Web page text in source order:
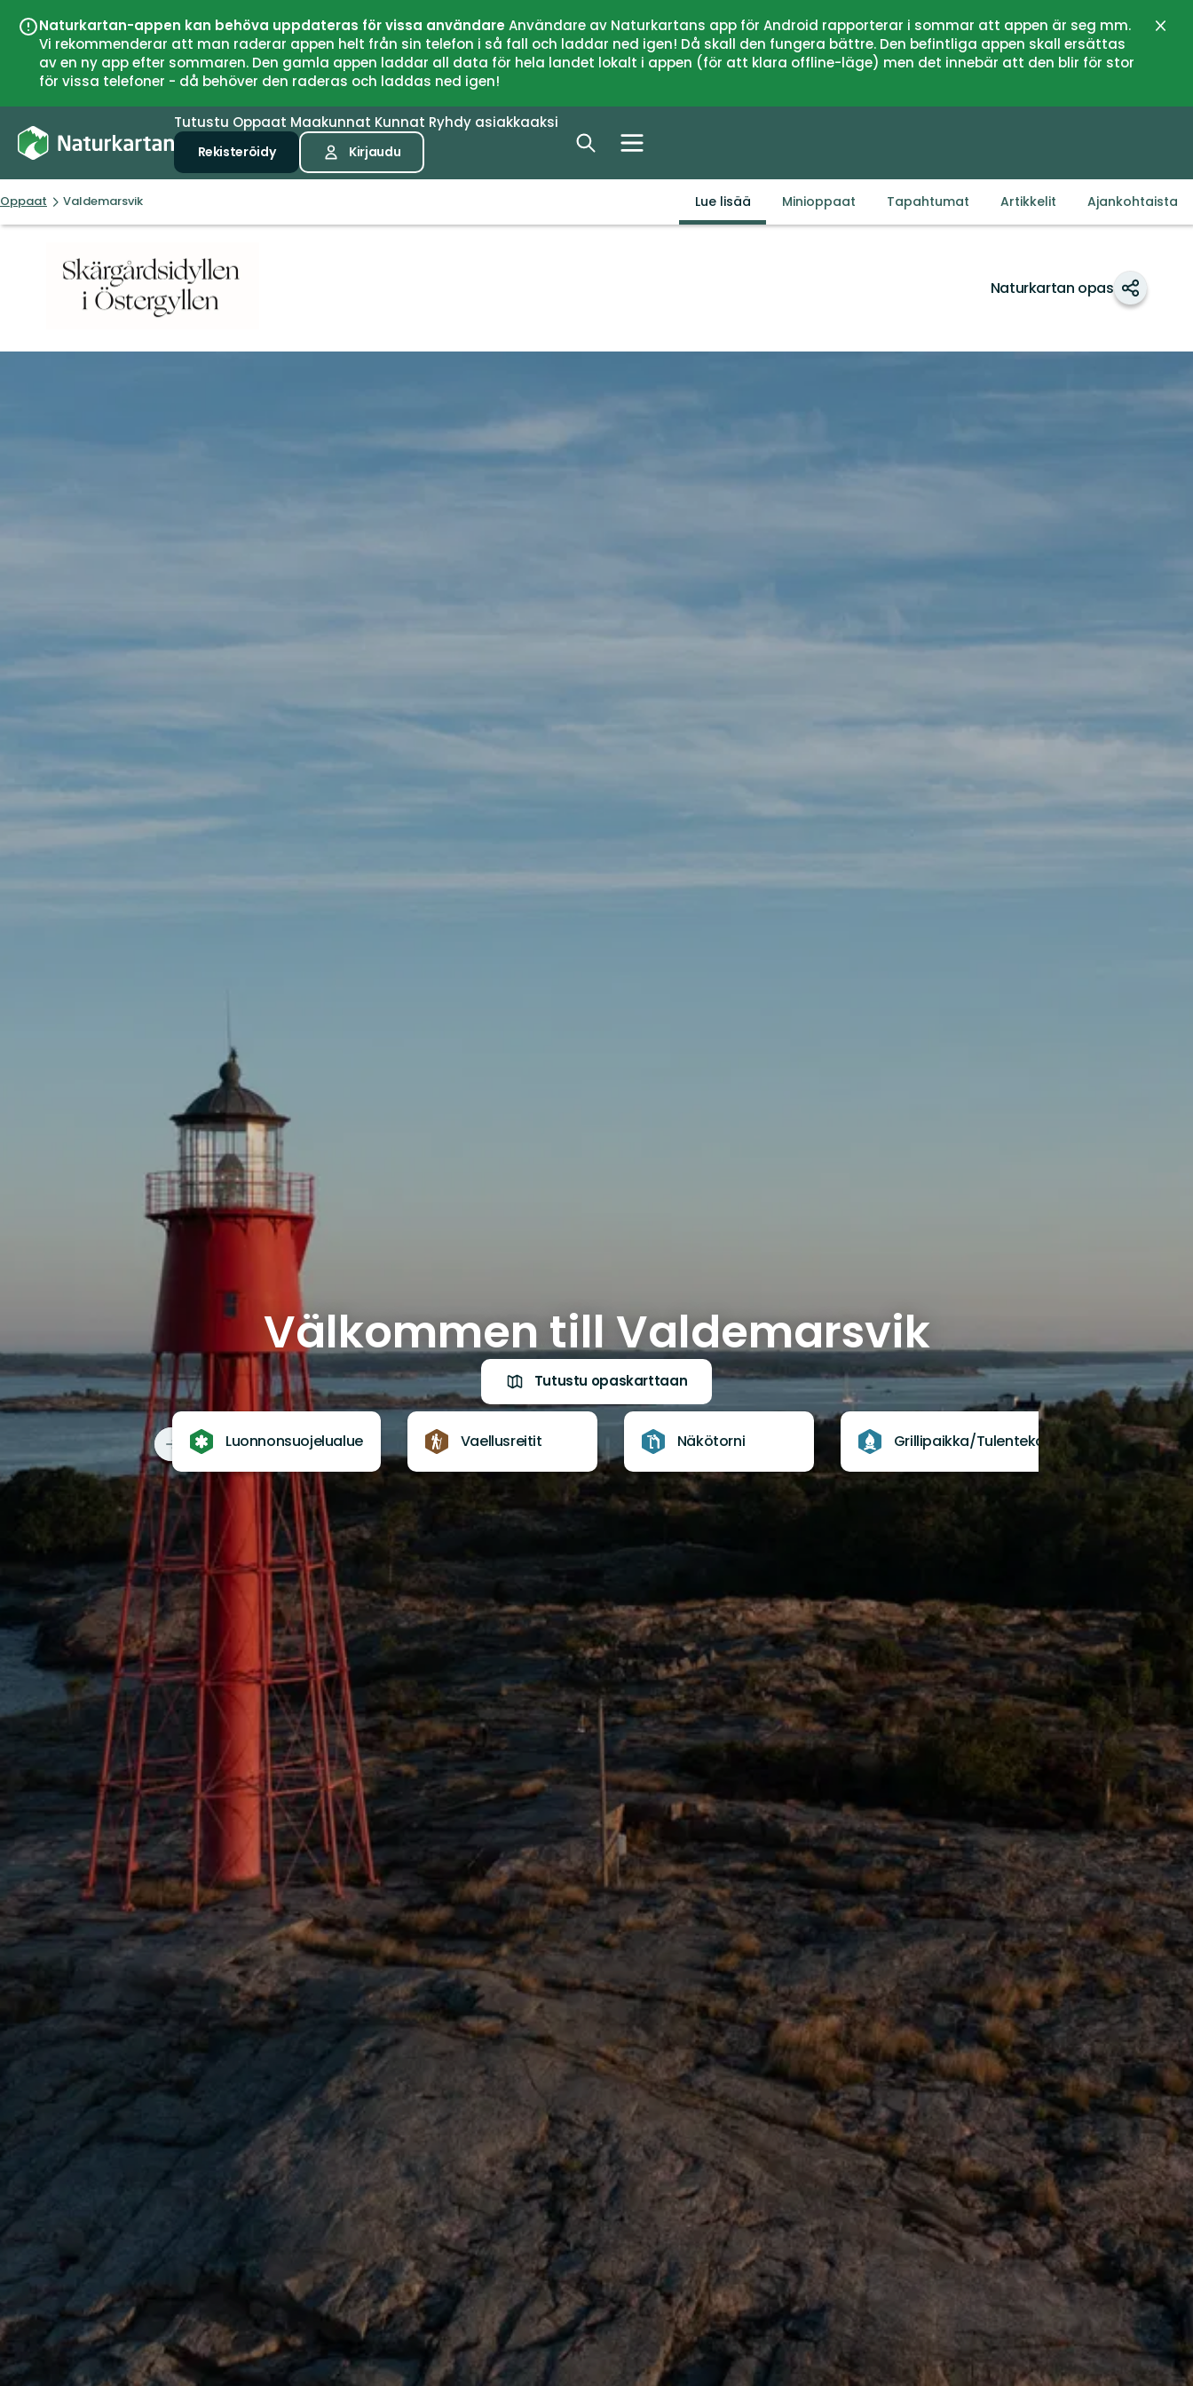
Naturkartan-appen kan behöva uppdateras för vissa användareAnvändare av Naturkartans app för Android rapporterar i sommar att appen är seg mm.
Vi rekommenderar att man raderar appen helt från sin telefon i så fall och laddar ned igen! Då skall den fungera bättre. Den befintliga appen skall ersättas
av en ny app efter sommaren. Den gamla appen laddar all data för hela landet lokalt i appen (för att klara offline-läge) men det innebär att den blir för stor
för vissa telefoner - då behöver den raderas och laddas ned igen!
Sulje
Tutustu Oppaat Maakunnat Kunnat Ryhdy asiakkaaksi
Rekisteröidy Kirjaudu
Oppaat Valdemarsvik Lue lisää Minioppaat Tapahtumat Artikkelit Ajankohtaista
Naturkartan opas
Jaa
Välkommen till Valdemarsvik
Tutustu opaskarttaan
Luonnonsuojelualue Vaellusreitit Näkötorni Grillipaikka/Tulentekopaikka